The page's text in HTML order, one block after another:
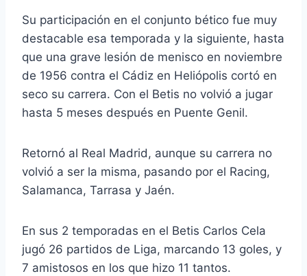
Su participación en el conjunto bético fue muy
destacable esa temporada y la siguiente, hasta
que una grave lesión de menisco en noviembre
de 1956 contra el Cádiz en Heliópolis cortó en
seco su carrera. Con el Betis no volvió a jugar
hasta 5 meses después en Puente Genil.
Retornó al Real Madrid, aunque su carrera no
volvió a ser la misma, pasando por el Racing,
Salamanca, Tarrasa y Jaén.
En sus 2 temporadas en el Betis Carlos Cela
jugó 26 partidos de Liga, marcando 13 goles, y
7 amistosos en los que hizo 11 tantos.